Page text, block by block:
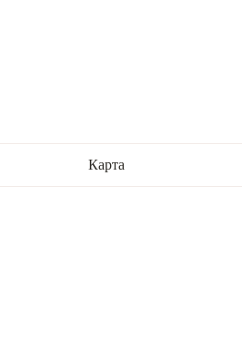
Карта